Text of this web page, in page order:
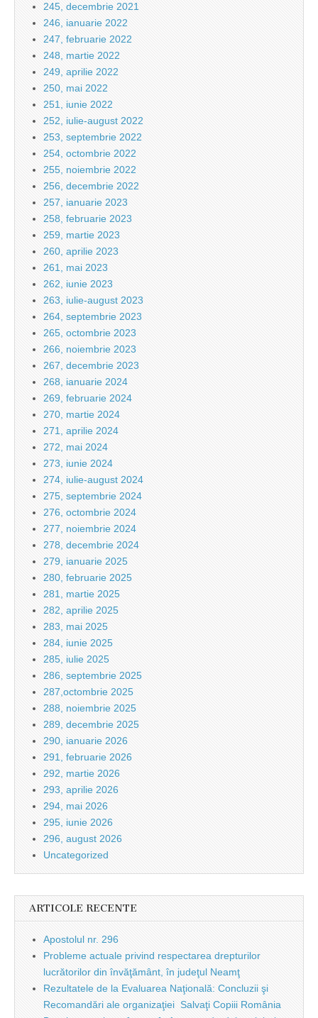
245, decembrie 2021
246, ianuarie 2022
247, februarie 2022
248, martie 2022
249, aprilie 2022
250, mai 2022
251, iunie 2022
252, iulie-august 2022
253, septembrie 2022
254, octombrie 2022
255, noiembrie 2022
256, decembrie 2022
257, ianuarie 2023
258, februarie 2023
259, martie 2023
260, aprilie 2023
261, mai 2023
262, iunie 2023
263, iulie-august 2023
264, septembrie 2023
265, octombrie 2023
266, noiembrie 2023
267, decembrie 2023
268, ianuarie 2024
269, februarie 2024
270, martie 2024
271, aprilie 2024
272, mai 2024
273, iunie 2024
274, iulie-august 2024
275, septembrie 2024
276, octombrie 2024
277, noiembrie 2024
278, decembrie 2024
279, ianuarie 2025
280, februarie 2025
281, martie 2025
282, aprilie 2025
283, mai 2025
284, iunie 2025
285, iulie 2025
286, septembrie 2025
287,octombrie 2025
288, noiembrie 2025
289, decembrie 2025
290, ianuarie 2026
291, februarie 2026
292, martie 2026
293, aprilie 2026
294, mai 2026
295, iunie 2026
296, august 2026
Uncategorized
ARTICOLE RECENTE
Apostolul nr. 296
Probleme actuale privind respectarea drepturilor
lucrătorilor din învăţământ, în judeţul Neamţ
Rezultatele de la Evaluarea Naţională: Concluzii şi
Recomandări ale organizaţiei Salvaţi Copiii România